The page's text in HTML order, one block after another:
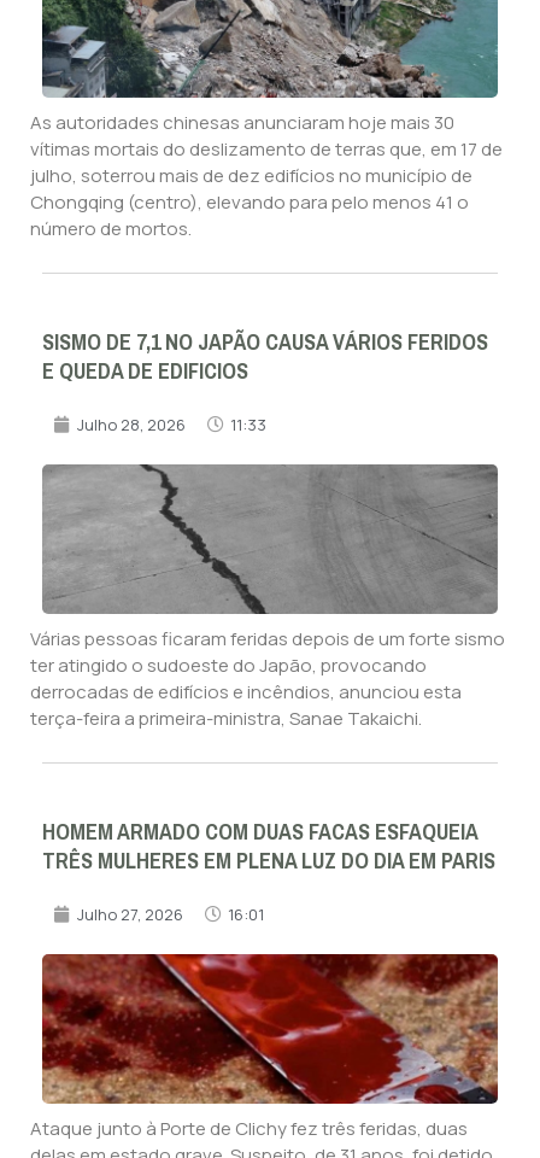
As autoridades chinesas anunciaram hoje mais 30
vítimas mortais do deslizamento de terras que, em 17 de
julho, soterrou mais de dez edifícios no município de
Chongqing (centro), elevando para pelo menos 41 o
número de mortos.
SISMO DE 7,1 NO JAPÃO CAUSA VÁRIOS FERIDOS
E QUEDA DE EDIFICIOS
Julho 28, 2026 11:33
Várias pessoas ficaram feridas depois de um forte sismo
ter atingido o sudoeste do Japão, provocando
derrocadas de edifícios e incêndios, anunciou esta
terça-feira a primeira-ministra, Sanae Takaichi.
HOMEM ARMADO COM DUAS FACAS ESFAQUEIA
TRÊS MULHERES EM PLENA LUZ DO DIA EM PARIS
Julho 27, 2026 16:01
Ataque junto à Porte de Clichy fez três feridas, duas